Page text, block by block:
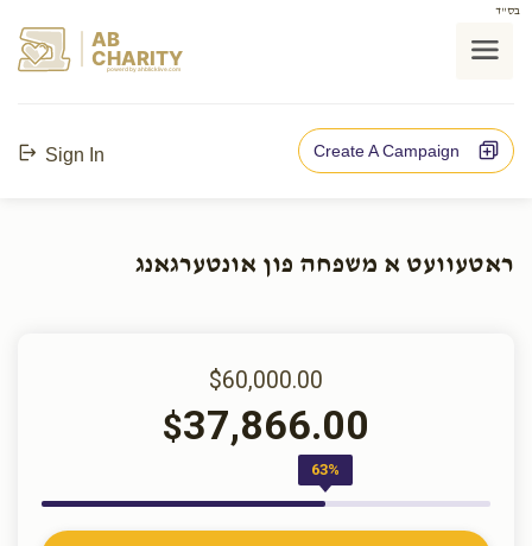
בס"ד
AB
CHARITY
powerd by ahblicklive.com
Sign In Create A Campaign
ראטעוועט א משפחה פון אונטערגאנג
$60,000.00
$37,866.00
63%